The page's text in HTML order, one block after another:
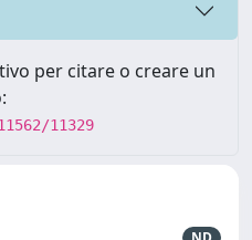
per citare o creare un
11329